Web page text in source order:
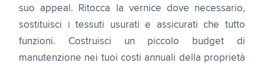
suo appeal. Ritocca la vernice dove necessario,
sostituisci i tessuti usurati e assicurati che tutto
funzioni. Costruisci un piccolo budget di
manutenzione nei tuoi costi annuali della proprietà